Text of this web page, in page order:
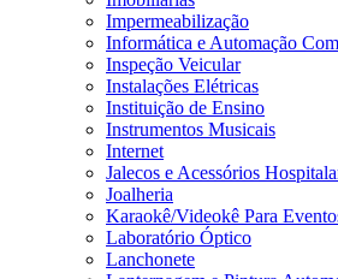
Impermeabilização
Informática e Automação
Inspeção Veicular
Instalações Elétricas
Instituição de Ensino
Instrumentos Musicais
Internet
Jalecos e Acessórios
Joalheria
Karaokê/Videokê Para
Laboratório Óptico
Lanchonete